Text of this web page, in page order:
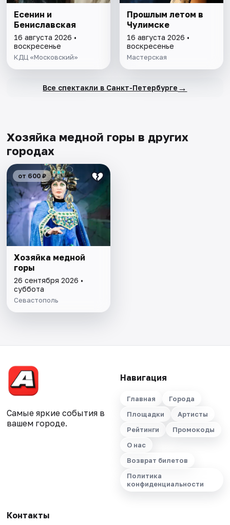
Есенин и
Бениславская
16 августа 2026 •
воскресенье
КДЦ «Московский»
Прошлым летом в
Чулимске
16 августа 2026 •
воскресенье
Мастерская
Все спектакли в Санкт-Петербурге →
Хозяйка медной горы в других
городах
от 600 ₽
Хозяйка медной
горы
26 сентября 2026 •
суббота
Севастополь
Самые яркие события в
вашем городе.
Навигация
Главная
Города
Площадки
Артисты
Рейтинги
Промокоды
О нас
Возврат билетов
Политика
конфиденциальности
Контакты